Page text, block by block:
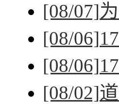
[08/07]
[08/06]
[08/06]
[08/02]